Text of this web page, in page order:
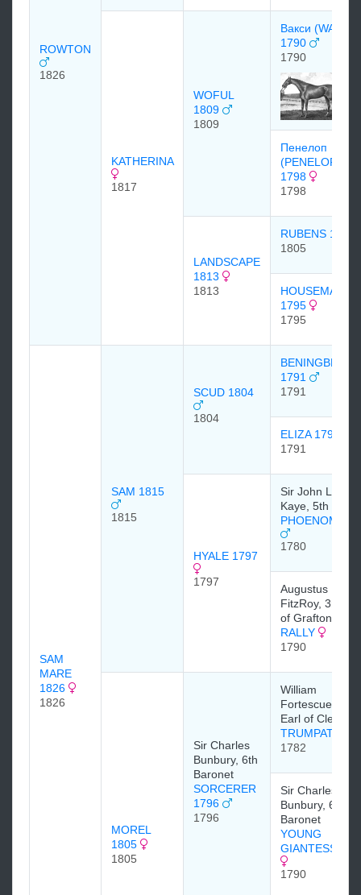
ROWTON
1826
KATHERINA
1817
WOFUL
1809
1809
Вакси (WAXY)
1790
1790
Пенелоп
(PENELOPE)
1798
1798
LANDSCAPE
1813
1813
RUBENS 1805
1805
HOUSEMAID
1795
1795
SAM
MARE
1826
1826
SAM 1815
1815
SCUD 1804
1804
1791
1791
ELIZA 1791
1791
HYALE 1797
1797
Sir John Lister
Kaye, 5th
1780
Augustus Henry
FitzRoy, 3rd
of Grafton
RALLY
1790
MOREL
1805
1805
Sir Charles
Bunbury, 6th
Baronet
SORCERER
1796
1796
William
Fortescue, 1st
Earl of
TRUMPATOR
1782
Sir Charles
Bunbury, 6th
Baronet
YOUNG
GIANTESS
1790